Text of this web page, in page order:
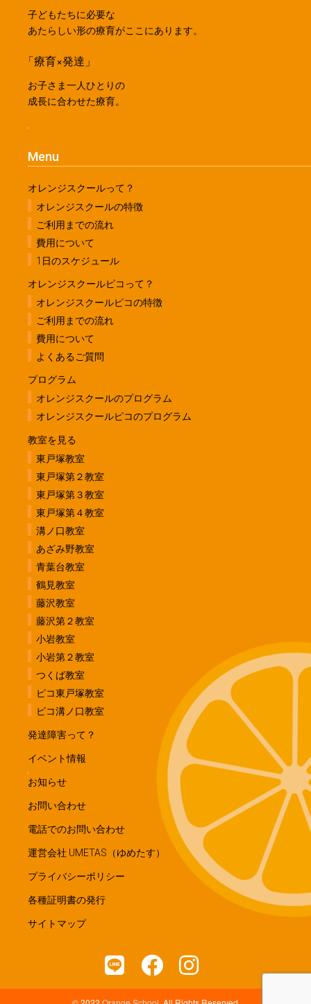
子どもたちに必要な
あたらしい形の療育がここにあります。
「療育×発達」
お子さま一人ひとりの
成長に合わせた療育。
Menu
オレンジスクールって？
オレンジスクールの特徴
ご利用までの流れ
費用について
1日のスケジュール
オレンジスクールピコって？
オレンジスクールピコの特徴
ご利用までの流れ
費用について
よくあるご質問
プログラム
オレンジスクールのプログラム
オレンジスクールピコのプログラム
教室を見る
東戸塚教室
東戸塚第２教室
東戸塚第３教室
東戸塚第４教室
溝ノ口教室
あざみ野教室
青葉台教室
鶴見教室
藤沢教室
藤沢第２教室
小岩教室
小岩第２教室
つくば教室
ピコ東戸塚教室
ピコ溝ノ口教室
発達障害って？
イベント情報
お知らせ
お問い合わせ
電話でのお問い合わせ
運営会社 UMETAS（ゆめたす）
プライバシーポリシー
各種証明書の発行
サイトマップ